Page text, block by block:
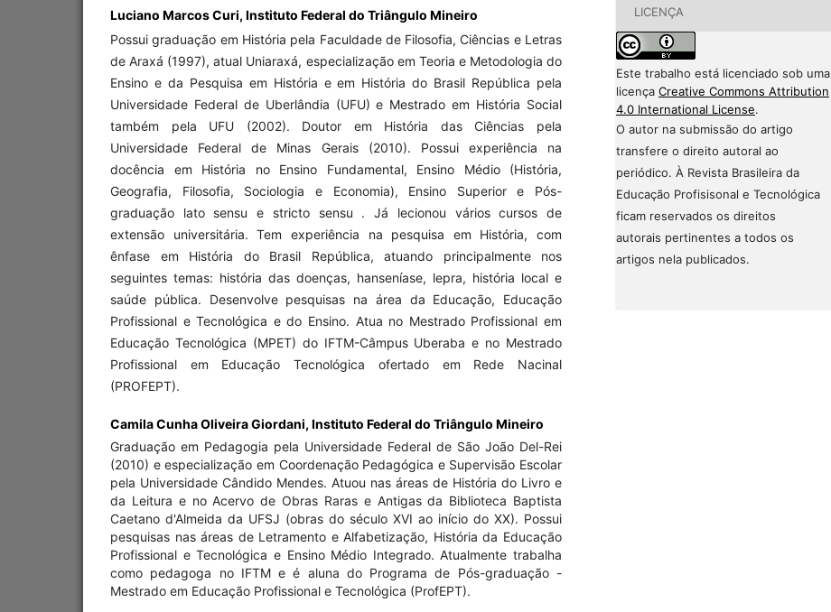
Luciano Marcos Curi, Instituto Federal do Triângulo Mineiro
Possui graduação em História pela Faculdade de Filosofia, Ciências e Letras
de Araxá (1997), atual Uniaraxá, especialização em Teoria e Metodologia do
Ensino e da Pesquisa em História e em História do Brasil República pela
Universidade Federal de Uberlândia (UFU) e Mestrado em História Social
também pela UFU (2002). Doutor em História das Ciências pela
Universidade Federal de Minas Gerais (2010). Possui experiência na
docência em História no Ensino Fundamental, Ensino Médio (História,
Geografia, Filosofia, Sociologia e Economia), Ensino Superior e Pós-
graduação lato sensu e stricto sensu . Já lecionou vários cursos de
extensão universitária. Tem experiência na pesquisa em História, com
ênfase em História do Brasil República, atuando principalmente nos
seguintes temas: história das doenças, hanseníase, lepra, história local e
saúde pública. Desenvolve pesquisas na área da Educação, Educação
Profissional e Tecnológica e do Ensino. Atua no Mestrado Profissional em
Educação Tecnológica (MPET) do IFTM-Câmpus Uberaba e no Mestrado
Profissional em Educação Tecnológica ofertado em Rede Nacinal
(PROFEPT).
Camila Cunha Oliveira Giordani, Instituto Federal do Triângulo Mineiro
Graduação em Pedagogia pela Universidade Federal de São João Del-Rei
(2010) e especialização em Coordenação Pedagógica e Supervisão Escolar
pela Universidade Cândido Mendes. Atuou nas áreas de História do Livro e
da Leitura e no Acervo de Obras Raras e Antigas da Biblioteca Baptista
Caetano d'Almeida da UFSJ (obras do século XVI ao início do XX). Possui
pesquisas nas áreas de Letramento e Alfabetização, História da Educação
Profissional e Tecnológica e Ensino Médio Integrado. Atualmente trabalha
como pedagoga no IFTM e é aluna do Programa de Pós-graduação -
Mestrado em Educação Profissional e Tecnológica (ProfEPT).
LICENÇA
Este trabalho está licenciado sob uma
licença Creative Commons Attribution
4.0 International License.
O autor na submissão do artigo
transfere o direito autoral ao
periódico. À Revista Brasileira da
Educação Profisisonal e Tecnológica
ficam reservados os direitos
autorais pertinentes a todos os
artigos nela publicados.